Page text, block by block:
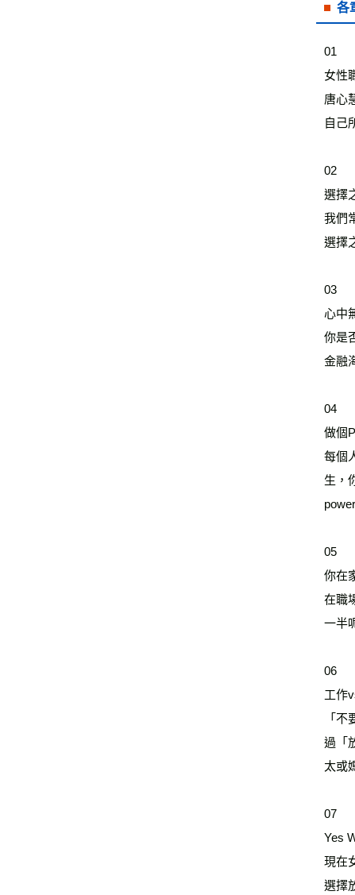
各
01
女性
唐心
自己
02
選擇
我們
選擇
03
心中
你是
金融
04
做個
每個
生，
05
你在
在職
一半
06
工作
「
過「
太或
07
Yes
現在
選擇